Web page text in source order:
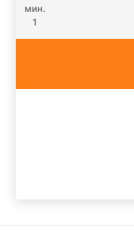
мин.
1